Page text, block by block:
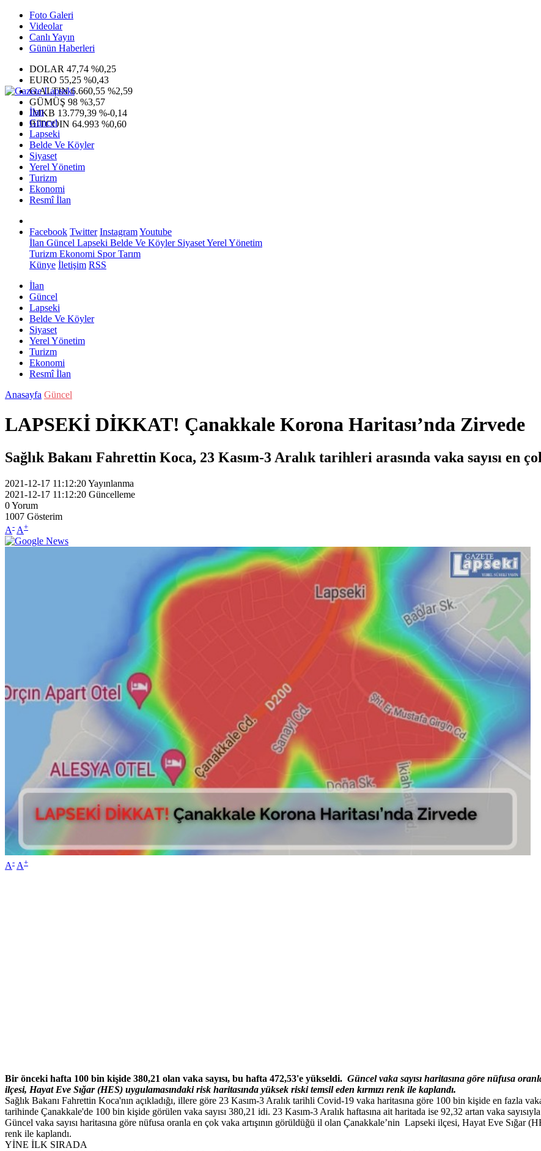
Foto Galeri
Videolar
Canlı Yayın
Günün Haberleri
DOLAR 47,74 %0,25
EURO 55,25 %0,43
G.ALTIN6.660,55 %2,59
GÜMÜŞ 98 %3,57
IMKB 13.779,39 %-0,14
BITCOIN 64.993 %0,60
İlan
Güncel
Lapseki
Belde Ve Köyler
Siyaset
Yerel Yönetim
Turizm
Ekonomi
Resmî İlan
Facebook Twitter InstagramYoutube
İlan Güncel Lapseki Belde Ve KöylerSiyasetYerel Yönetim
Turizm Ekonomi SporTarım
Künye İletişim RSS
İlan
Güncel
Lapseki
Belde Ve Köyler
Siyaset
Yerel Yönetim
Turizm
Ekonomi
Resmî İlan
Anasayfa Güncel
LAPSEKİ DİKKAT! Çanakkale Korona Haritası’nda Zirvede
Sağlık Bakanı Fahrettin Koca, 23 Kasım-3 Aralık tarihleri arasında vaka sayısı en
2021-12-17 11:12:20Yayınlanma
2021-12-17 11:12:20 Güncelleme
0Yorum
1007 Gösterim
A- A+
A- A+
Bir önceki hafta 100 bin kişide 380,21 olan vaka sayısı, bu hafta 472,53'e yükseldi. Güncel vaka sayısı haritasına göre nüfusa
ilçesi, Hayat Eve Sığar (HES) uygulamasındaki risk haritasında yüksek riski temsil eden kırmızı renk ile kaplandı.
Sağlık Bakanı Fahrettin Koca'nın açıkladığı, illere göre 23 Kasım-3 Aralık tarihli Covid-19 vaka haritasına göre 100 bin kişide en fazla
tarihinde Çanakkale'de 100 bin kişide görülen vaka sayısı 380,21 idi. 23 Kasım-3 Aralık haftasına ait haritada ise 92,32 artan vaka
Güncel vaka sayısı haritasına göre nüfusa oranla en çok vaka artışının görüldüğü il olan Çanakkale’nin Lapseki ilçesi, Hayat Eve Sığar
renk ile kaplandı.
YİNE İLK SIRADA